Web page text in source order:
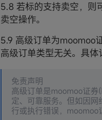
5.8 若标的支持卖空，则
卖空操作。
5.9 高级订单为moomoo
高级订单类型无关。具体
免责声明
高级订单是moomoo证券
定、可靠服务。但如因
行或执行错误，moomoo